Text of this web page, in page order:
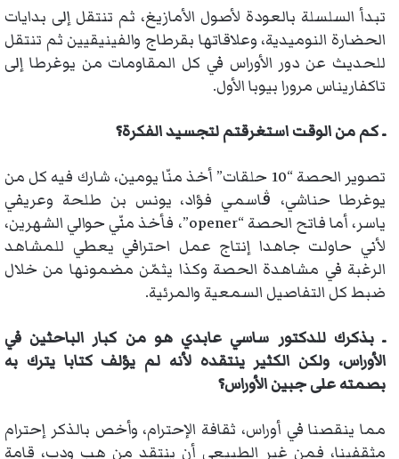
تبدأ السلسلة بالعودة لأصول الأمازيغ، ثم تنتقل إلى بدايات
الحضارة النوميدية، وعلاقاتها بقرطاج والفينيقيين ثم تنتقل
للحديث عن دور الأوراس في كل المقاومات من يوغرطا إلى
تاكفاريناس مرورا بيوبا الأول.
ـ كم من الوقت استغرقتم لتجسيد الفكرة؟
تصوير الحصة “10 حلقات” أخذ منّا يومين، شارك فيه كل من
يوغرطا حناشي، ڨاسمي فؤاد، يونس بن طلحة وعريفي
ياسر، أما فاتح الحصة “opener”، فأخذ منّي حوالي الشهرين،
لأني حاولت جاهدا إنتاج عمل احترافي يعطي للمشاهد
الرغبة في مشاهدة الحصة وكذا يثمّن مضمونها من خلال
ضبط كل التفاصيل السمعية والمرئية.
ـ بذكرك للدكتور ساسي عابدي هو من كبار الباحثين في
الأوراس، ولكن الكثير ينتقده لأنه لم يؤلف كتابا يترك به
بصمته على جبين الأوراس؟
مما ينقصنا في أوراس، ثقافة الإحترام، وأخص بالذكر إحترام
مثقفينا، فمن غير الطبيعي أن ينتقد من هب ودب، قامة